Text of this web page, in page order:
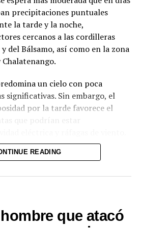
X
precipitaciones puntuales
la tarde y la noche,
cercanos a las cordilleras
del Bálsamo, así como en la zona
un cielo con poca
significativas. Sin embargo, el
por la tarde favorece el
que podrían estar
se mantendrá entre poco y
en el occidente y la zona norte,
a la población mantenerse
del MARN y de Protección
zonas propensas a inundaciones
READING
que atacó